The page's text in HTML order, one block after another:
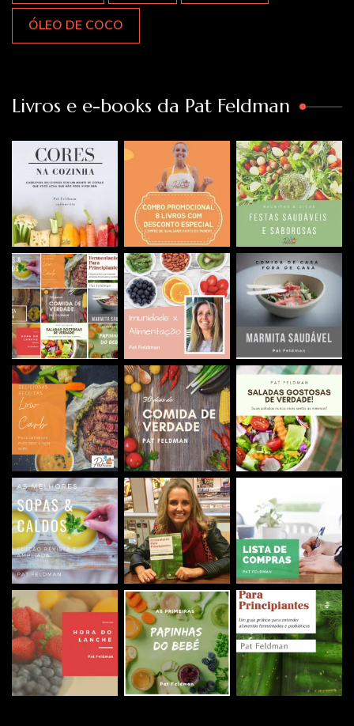
ÓLEO DE COCO
Livros e e-books da Pat Feldman